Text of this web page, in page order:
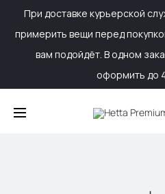
При доставке курьерской
примерить вещи перед
вам подойдёт. В одном
оформить до